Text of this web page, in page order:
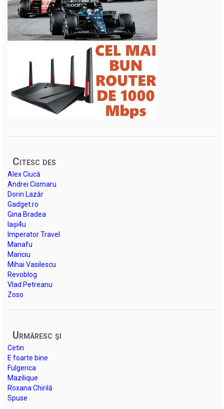
Citesc des
Alex Ciucă
Andrei Cismaru
Dorin Lazăr
Gadget.ro
Gina Bradea
Iași4u
Imperator Travel
Manafu
Mariciu
Mihai Vasilescu
Revoblog
Vlad Petreanu
Zoso
Urmăresc şi
Cetin
E foarte bine
Fulgerica
Mazilique
Roxana Chirilă
Spuse